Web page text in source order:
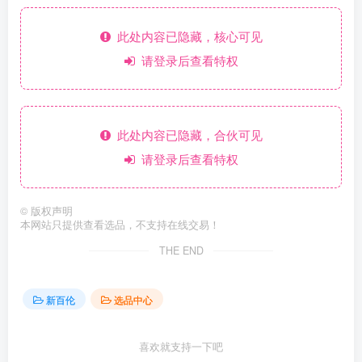
此处内容已隐藏，核心可见
请登录后查看特权
此处内容已隐藏，合伙可见
请登录后查看特权
© 版权声明
本网站只提供查看选品，不支持在线交易！
THE END
新百伦 选品中心
喜欢就支持一下吧